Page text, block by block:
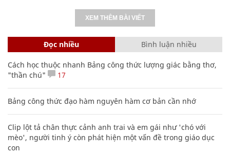
XEM THÊM BÀI VIẾT
Đọc nhiều Bình luận nhiều
Cách học thuộc nhanh Bảng công thức lượng giác bằng thơ,
"thần chú"
17
Bảng công thức đạo hàm nguyên hàm cơ bản cần nhớ
Clip lột tả chân thực cảnh anh trai và em gái như 'chó với
mèo', người tinh ý còn phát hiện một vấn đề trong giáo dục
con